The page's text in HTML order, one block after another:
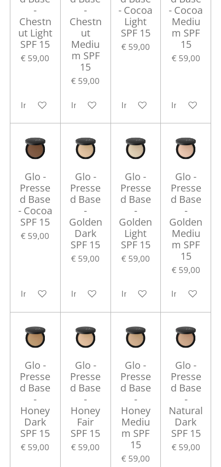
-
Chestn
ut Light
SPF 15
€ 59,00
In winkelwagen
-
Chestn
ut
Mediu
m SPF
15
€ 59,00
In winkelwagen
- Cocoa
Light
SPF 15
€ 59,00
In winkelwagen
- Cocoa
Mediu
m SPF
15
€ 59,00
In
Glo -
Presse
d Base
- Cocoa
SPF 15
€ 59,00
In winkelwagen
Glo -
Presse
d Base
-
Golden
Dark
SPF 15
€ 59,00
In winkelwagen
Glo -
Presse
d Base
-
Golden
Light
SPF 15
€ 59,00
In winkelwagen
Glo -
Presse
d Base
-
Golden
Mediu
m SPF
15
€ 59,00
In
Glo -
Presse
d Base
-
Honey
Dark
SPF 15
€ 59,00
Glo -
Presse
d Base
-
Honey
Fair
SPF 15
€ 59,00
Glo -
Presse
d Base
-
Honey
Mediu
m SPF
15
€ 59,00
Glo -
Presse
d Base
-
Natural
Dark
SPF 15
€ 59,00